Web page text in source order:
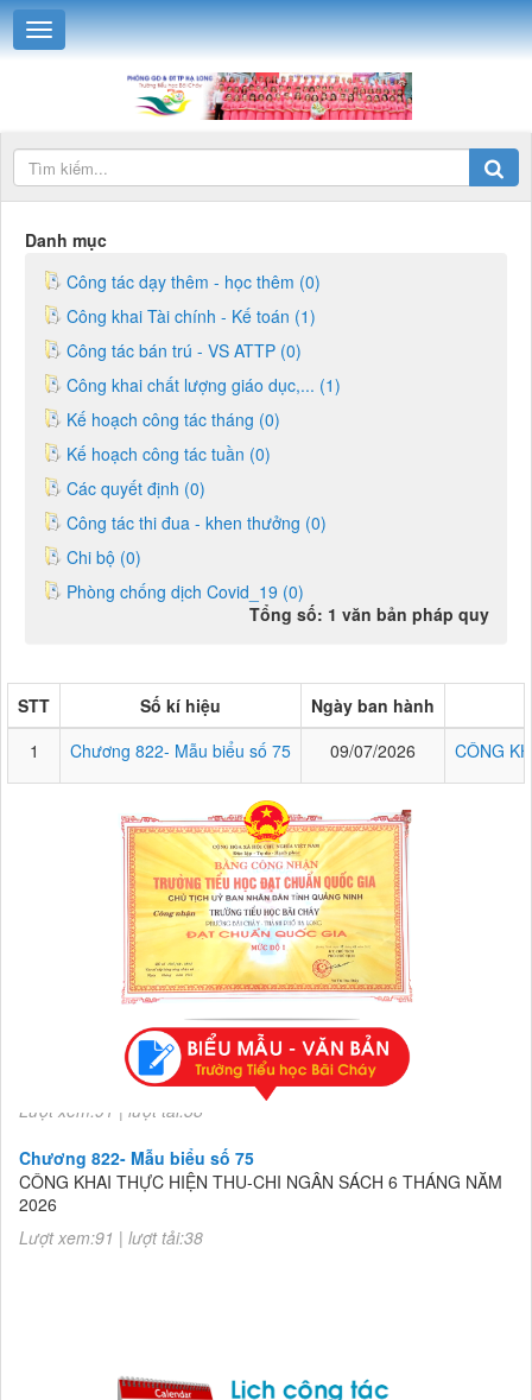
Danh mục
Công tác dạy thêm - học thêm (0)
Công khai Tài chính - Kế toán (1)
Công tác bán trú - VS ATTP (0)
Công khai chất lượng giáo dục,... (1)
Kế hoạch công tác tháng (0)
Kế hoạch công tác tuần (0)
Các quyết định (0)
Công tác thi đua - khen thưởng (0)
Chi bộ (0)
Phòng chống dịch Covid_19 (0)
Tổng số: 1 văn bản pháp quy
STT Số kí hiệu
Ngày ban hành
1
Chương 822- Mẫu biểu số 75 09/07/2026 CÔNG
Chương 822- Mẫu biểu số 75
CÔNG KHAI THỰC HIỆN THU-CHI NGÂN SÁCH 6 THÁNG NĂM
Chương 822- Mẫu biểu số 75
CÔNG KHAI THỰC HIỆN THU-CHI NGÂN SÁCH 6 THÁNG NĂM
2026
Lượt xem:91 | lượt tải:38